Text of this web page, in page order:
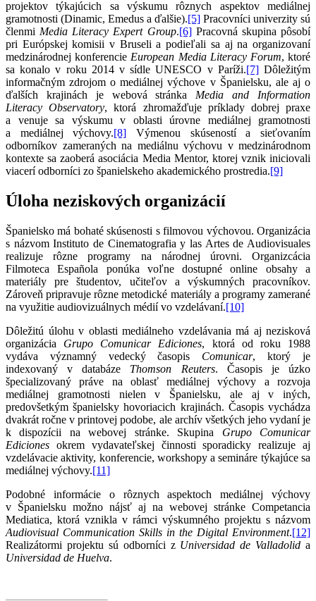
projektov týkajúcich sa výskumu rôznych aspektov mediálnej
gramotnosti (Dinamic, Emedus a ďalšie).[5] Pracovníci univerzity sú
členmi Media Literacy Expert Group.[6]Pracovná skupina pôsobí
pri Európskej komisii v Bruseli a podieľali sa aj na organizovaní
medzinárodnej konferencie European Media Literacy Forum, ktoré
sa konalo v roku 2014 v sídle UNESCO v Paríži.[7]Dôležitým
informačným zdrojom o mediálnej výchove v Španielsku, ale aj o
ďalších krajinách je webová stránka Media and Information
Literacy Observatory, ktorá zhromažďuje príklady dobrej praxe
a venuje sa výskumu v oblasti úrovne mediálnej gramotnosti
a mediálnej výchovy.[8] Výmenou skúseností a sieťovaním
odborníkov zameraných na mediálnu výchovu v medzinárodnom
kontexte sa zaoberá asociácia Media Mentor, ktorej vznik iniciovali
viacerí odborníci zo španielskeho akademického prostredia.[9]
Úloha neziskových organizácií
Španielsko má bohaté skúsenosti s filmovou výchovou. Organizácia
s názvom Instituto de Cinematografia y las Artes de Audiovisuales
realizuje rôzne programy na národnej úrovni. Organizcácia
Filmoteca Española ponúka voľne dostupné online obsahy a
materiály pre študentov, učiteľov a výskumných pracovníkov.
Zároveň pripravuje rôzne metodické materiály a programy zamerané
na využitie audiovizuálnych médií vo vzdelávaní.[10]
Dôležitú úlohu v oblasti mediálneho vzdelávania má aj nezisková
organizácia Grupo Comunicar Ediciones, ktorá od roku 1988
vydáva významný vedecký časopis Comunicar, ktorý je
indexovaný v databáze Thomson Reuters. Časopis je úzko
špecializovaný práve na oblasť mediálnej výchovy a rozvoja
mediálnej gramotnosti nielen v Španielsku, ale aj v iných,
predovšetkým španielsky hovoriacich krajinách. Časopis vychádza
dvakrát ročne v printovej podobe, ale archív všetkých jeho vydaní je
k dispozícii na webovej stránke. Skupina Grupo Comunicar
Ediciones okrem vydavateľskej činnosti sporadicky realizuje aj
vzdelávacie aktivity, konferencie, workshopy a semináre týkajúce sa
mediálnej výchovy.[11]
Podobné informácie o rôznych aspektoch mediálnej výchovy
v Španielsku možno nájsť aj na webovej stránke Competancia
Mediatica, ktorá vznikla v rámci výskumného projektu s názvom
Audiovisual Communication Skills in the Digital Environment.[12]
Realizátormi projektu sú odborníci z Universidad de Valladolid a
Universidad de Huelva.